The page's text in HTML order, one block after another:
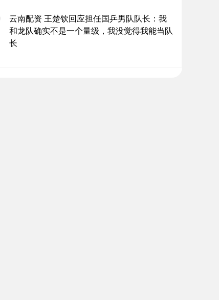
云南配资 王楚钦回应担任国乒男队队长：我
和龙队确实不是一个量级，我没觉得我能当队
长